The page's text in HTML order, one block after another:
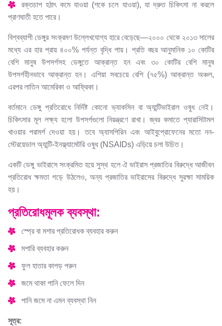
রক্তচাপ হঠাৎ কমে যাওয়া (শকে চলে যাওয়া), যা দ্রুত চিকিৎসা না করলে
প্রাণঘাতী হতে পারে।
বিশ্বব্যাপী ডেঙ্গুর সংক্রমণ উল্লেখযোগ্য হারে বেড়েছে—২০০০ থেকে ২০১৩ সালের
মধ্যে এর হার প্রায় ৪০০% পর্যন্ত বৃদ্ধি পায়। প্রতি বছর আনুমানিক ১০ কোটির
বেশি মানুষ উপসর্গসহ ডেঙ্গুতে আক্রান্ত হন এবং ৩০ কোটির বেশি মানুষ
উপসর্গহীনভাবে আক্রান্ত হন। এশিয়া সবচেয়ে বেশি (৭৫%) আক্রান্ত অঞ্চল,
এরপর লাতিন আমেরিকা ও আফ্রিকা।
বর্তমানে ডেঙ্গু প্রতিরোধে নির্দিষ্ট কোনো ভ্যাকসিন বা অ্যান্টিভাইরাল ওষুধ নেই।
চিকিৎসার মূল লক্ষ্য হলো উপসর্গগুলো নিয়ন্ত্রণে রাখা। জ্বর কমাতে প্যারাসিটামল
খাওয়ার পরামর্শ দেওয়া হয়। তবে অ্যাসপিরিন এবং আইবুপ্রোফেনের মতো নন-
স্টেরয়েডাল অ্যান্টি-ইনফ্ল্যামেটরি ওষুধ (NSAIDs) এড়িয়ে চলা উচিত।
একটি ডেঙ্গু ভাইরাসে সংক্রমিত হয়ে সুস্থ হলে ঐ ভাইরাস প্রজাতির বিরুদ্ধে আজীবন
প্রতিরোধ ক্ষমতা গড়ে উঠলেও, অন্য প্রজাতির ভাইরাসের বিরুদ্ধে সুরক্ষা সাময়িক
হয়।
প্রতিরোধমূলক ব্যবস্থা:
স্প্রে বা মশার প্রতিরোধক ব্যবহার করুন
মশারি ব্যবহার করুন
ফুল হাতার কাপড় পরুন
জমে থাকা পানি ফেলে দিন
পানি জমে না এমন ব্যবস্থা নিন
সূত্র: